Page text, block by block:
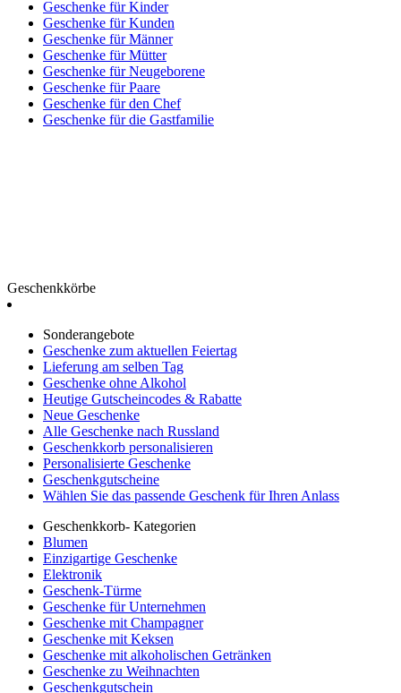
Geschenke für Kinder
Geschenke für Kunden
Geschenke für Männer
Geschenke für Mütter
Geschenke für Neugeborene
Geschenke für Paare
Geschenke für den Chef
Geschenke für die Gastfamilie
Geschenkkörbe
Sonderangebote
Geschenke zum aktuellen Feiertag
Lieferung am selben Tag
Geschenke ohne Alkohol
Heutige Gutscheincodes & Rabatte
Neue Geschenke
Alle Geschenke nach Russland
Geschenkkorb personalisieren
Personalisierte Geschenke
Geschenkgutscheine
Wählen Sie das passende Geschenk für Ihren Anlass
Geschenkkorb- Kategorien
Blumen
Einzigartige Geschenke
Elektronik
Geschenk-Türme
Geschenke für Unternehmen
Geschenke mit Champagner
Geschenke mit Keksen
Geschenke mit alkoholischen Getränken
Geschenke zu Weihnachten
Geschenkgutschein